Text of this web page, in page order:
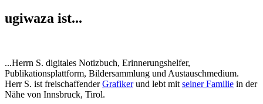
ugiwaza ist...
...Herrn S. digitales Notizbuch, Erinnerungshelfer,
Publikationsplattform, Bildersammlung und Austauschmedium.
Herr S. ist freischaffenderGrafikerund lebt mit seiner Familie in der
Nähe von Innsbruck, Tirol.